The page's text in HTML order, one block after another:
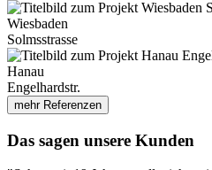
Wiesbaden
Solmsstrasse
Hanau
Engelhardstr.
mehr Referenzen
Das sagen unsere Kunden